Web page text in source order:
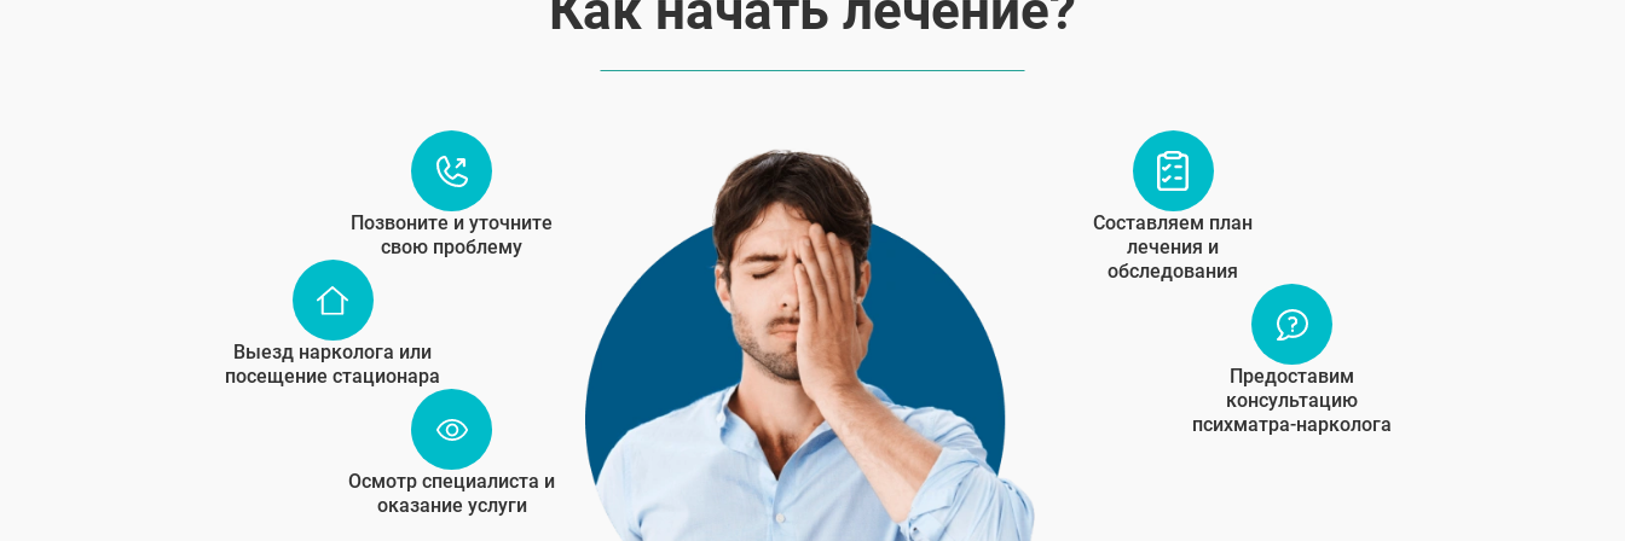
Позвоните и уточните
свою проблему
Выезд нарколога или
посещение стационара
Осмотр специалиста и
оказание услуги
Составляем план
лечения и
обследования
Предоставим
консультацию
психматра-нарколога